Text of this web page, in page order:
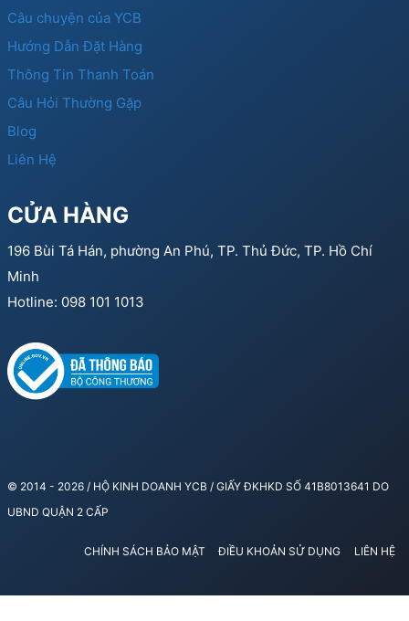
Câu chuyện của YCB
Hướng Dẫn Đặt Hàng
Thông Tin Thanh Toán
Câu Hỏi Thường Gặp
Blog
Liên Hệ
CỬA HÀNG
196 Bùi Tá Hán, phường An Phú, TP. Thủ Đức, TP. Hồ Chí
Minh
Hotline: 098 101 1013
© 2014 - 2026 / HỘ KINH DOANH YCB / GIẤY ĐKHKD SỐ 41B8013641 DO
UBND QUẬN 2 CẤP
CHÍNH SÁCH BẢO MẬT ĐIỀU KHOẢN SỬ DỤNG LIÊN HỆ